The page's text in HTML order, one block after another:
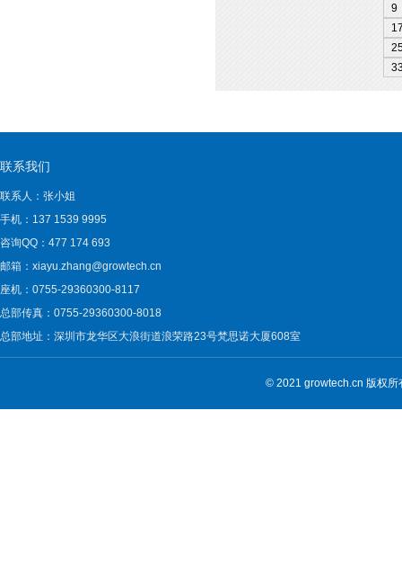
9
联系我们
联系人：张小姐
手机：137 1539 9995
咨询QQ：477 174 693
邮箱：xiayu.zhang@growtech.cn
座机：0755-29360300-8117
总部传真：0755-29360300-8018
总部地址：深圳市龙华区大浪街道浪荣路23号梵思诺大厦608室
© 2021 growtech.cn 版权